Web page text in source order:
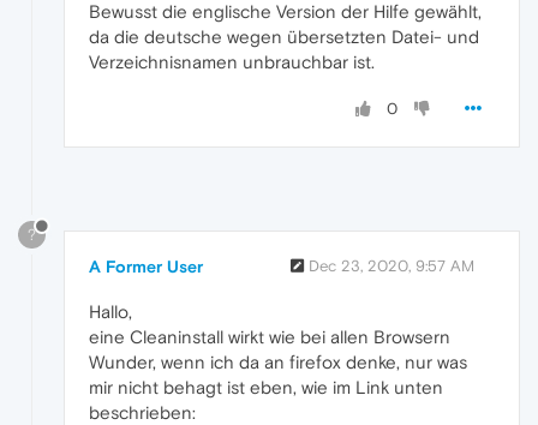
Bewusst die englische Version der Hilfe gewählt,
da die deutsche wegen übersetzten Datei- und
Verzeichnisnamen unbrauchbar ist.
0
?
A Former User Dec 23, 2020, 9:57 AM
Hallo,
eine Cleaninstall wirkt wie bei allen Browsern
Wunder, wenn ich da an firefox denke, nur was
mir nicht behagt ist eben, wie im Link unten
beschrieben: